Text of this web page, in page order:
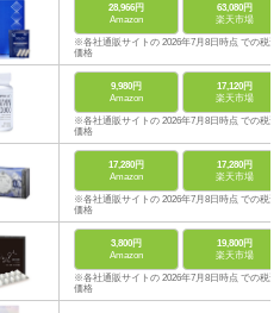
28,966円
Amazon
63,080円
楽天市場
※各社通販サイトの 2026年7月8日時点 での税込
価格
9,980円
Amazon
17,120円
楽天市場
※各社通販サイトの 2026年7月8日時点 での税込
価格
17,280円
Amazon
17,280円
楽天市場
※各社通販サイトの 2026年7月8日時点 での税込
価格
3,800円
Amazon
19,800円
楽天市場
※各社通販サイトの 2026年7月8日時点 での税込
価格